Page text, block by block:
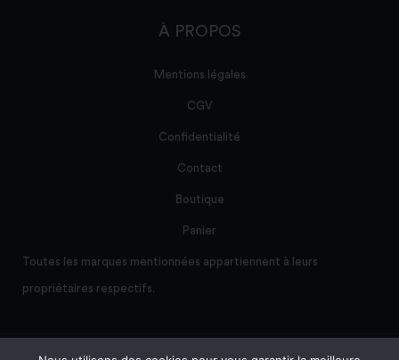
À PROPOS
Mentions légales
CGV
Confidentialité
Contact
Boutique
Panier
Toutes les marques mentionnées appartiennent à leurs
propriétaires respectifs.